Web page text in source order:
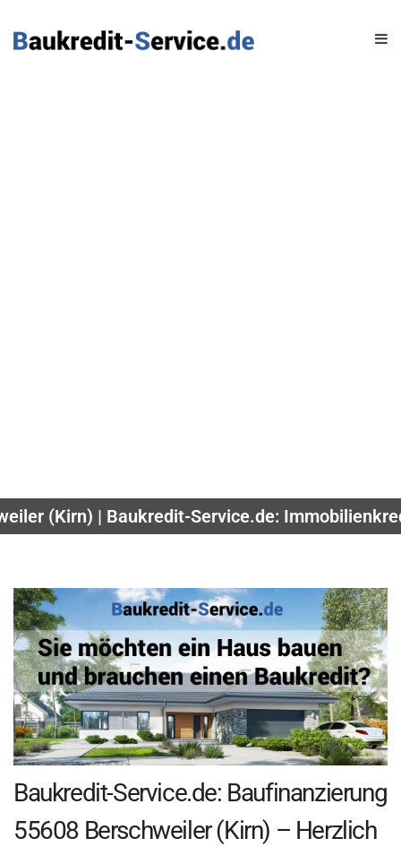
(Kirn) | Baukredit-Service.de:
Baukredit-Service.de: Baufinanzierung
55608 Berschweiler (Kirn) – Herzlich